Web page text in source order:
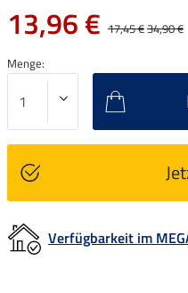
13,96 € 17,45 €34,90 €
Menge:
Verfügbarkeit im